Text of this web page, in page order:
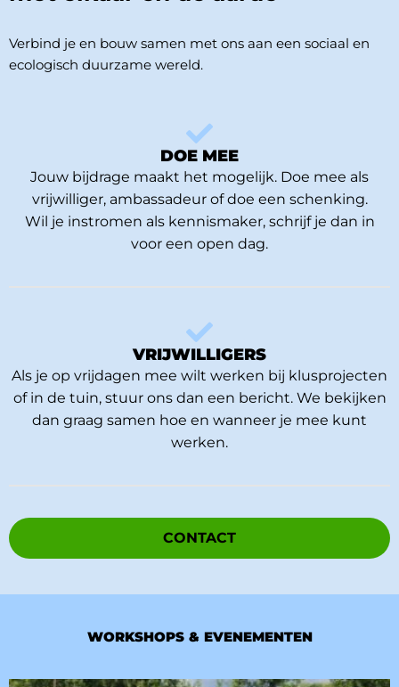
Verbind je en bouw samen met ons aan een sociaal en
ecologisch duurzame wereld.
DOE MEE
Jouw bijdrage maakt het mogelijk. Doe mee als
vrijwilliger, ambassadeur of doe een schenking.
Wil je instromen als kennismaker, schrijf je dan in
voor een open dag.
VRIJWILLIGERS
Als je op vrijdagen mee wilt werken bij klusprojecten
of in de tuin, stuur ons dan een bericht. We bekijken
dan graag samen hoe en wanneer je mee kunt
werken.
CONTACT
WORKSHOPS & EVENEMENTEN